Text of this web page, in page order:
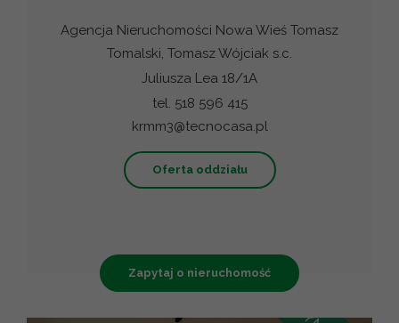
Agencja Nieruchomości Nowa Wieś Tomasz
Tomalski, Tomasz Wójciak s.c.
Juliusza Lea 18/1A
tel. 518 596 415
krmm3@tecnocasa.pl
Oferta oddziału
Zapytaj o nieruchomość